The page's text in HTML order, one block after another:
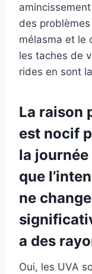
des
mélasma et le
les taches de
rides en sont
La raison
est nocif
la journée
que
ne
a des
Oui, les UVA